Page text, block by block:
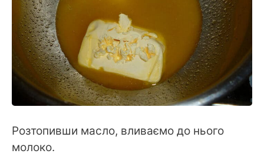
Розтопивши масло, вливаємо до нього
молоко.